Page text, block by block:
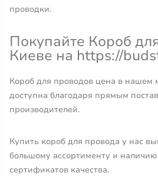
проводки.
Покупайте Короб
Киеве на https://
Короб для проводов цена в нашем
доступна благодаря прямым
производителей.
Купить короб для провода у нас
большому ассортименту и
сертификатов качества.